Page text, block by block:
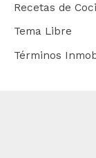
Interiorismo
Recetas de
Tema Libre